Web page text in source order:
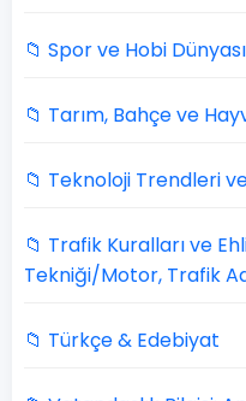
📁 Spor ve Hobi Dünyası
📁 Tarım, Bahçe ve
📁 Teknoloji Trendleri
📁 Trafik Kuralları ve
Tekniği/Motor, Trafik
📁 Türkçe & Edebiyat